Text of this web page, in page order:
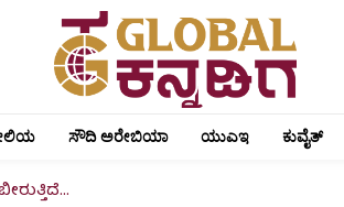
ಸೌದಿ ಅರೇಬಿಯಾ ಯುಎಇ ಕುವೈತ್